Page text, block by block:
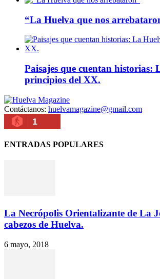
“La Huelva que nos
Paisajes que cuentan historias:
principios del XX.
Contáctanos: huelvamagazine@gmail.com
1
ENTRADAS POPULARES
La Necrópolis Orientalizante de La
cabezos de Huelva.
6 mayo, 2018